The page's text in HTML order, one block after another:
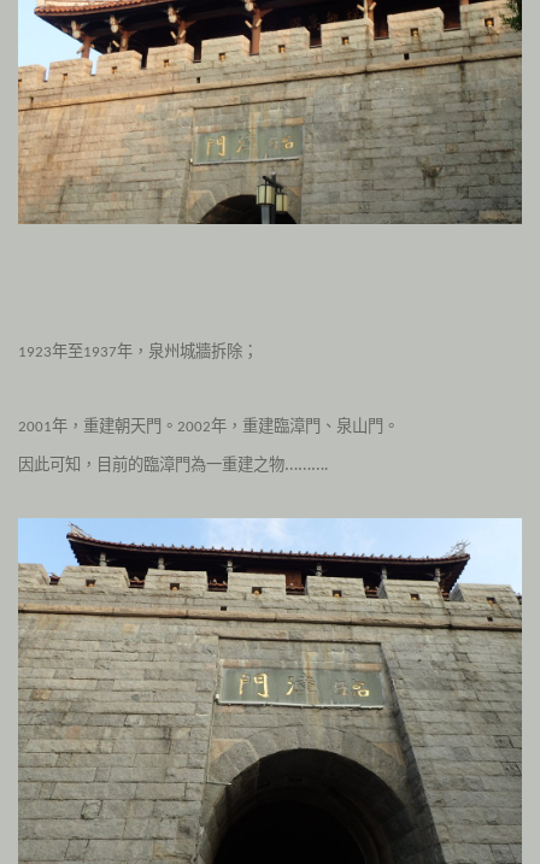
1923年至1937年，泉州城牆拆除；
2001年，重建朝天門。 2002年，重建臨漳門、泉山門。
因此可知，目前的臨漳門為一重建之物……….